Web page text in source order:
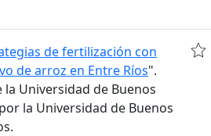
de fertilización con
de arroz en Entre Ríos".
Universidad de Buenos
la Universidad de Buenos